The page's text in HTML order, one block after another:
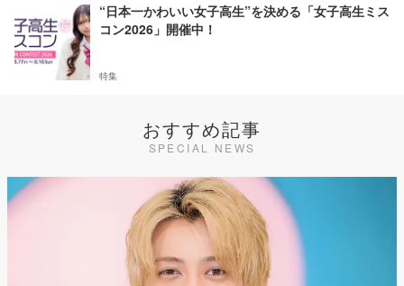
“日本一かわいい女子高生”を決める「女子高生ミス
コン2026」開催中！
特集
おすすめ記事
SPECIAL NEWS